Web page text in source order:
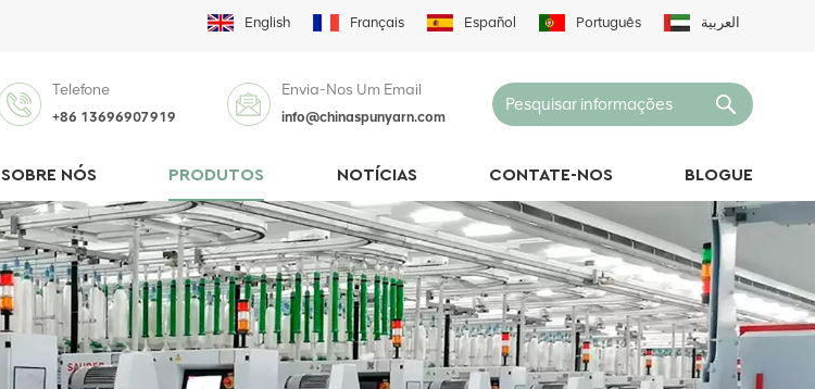
English Français Español Português العربية
Telefone
+86 13696907919
Envia-Nos Um Email
info@chinaspunyarn.com
SOBRE NÓS PRODUTOS NOTÍCIAS CONTATE-NOS BLOGUE